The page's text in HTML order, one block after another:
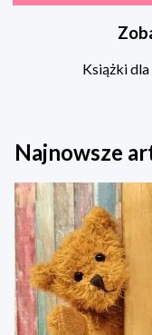
Książki
Najnowsze